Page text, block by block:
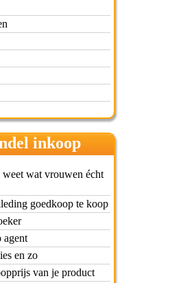
inkoop
wat vrouwen écht
goedkoop te koop
agent
en zo
van je product